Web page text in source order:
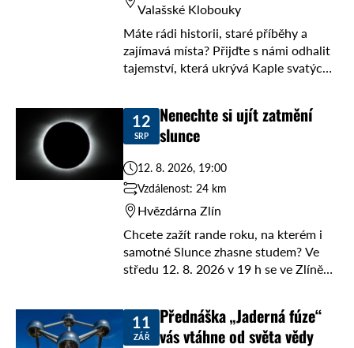
Valašské Klobouky
Máte rádi historii, staré příběhy a
zajímavá místa? Přijďte s námi odhalit
tajemství, která ukrývá Kaple svatých
poutavého vyprávění. Kdy a kde ...
12
SRP
Nenechte si ujít zatmění
slunce
12. 8. 2026, 19:00
Vzdálenost: 24 km
Hvězdárna Zlín
Chcete zažít rande roku, na kterém i
samotné Slunce zhasne studem? Ve
středu 12. 8. 2026 v 19 h se ve Zlíně
11
ZÁŘ
Přednáška „Jaderná fúze“
vás vtáhne od světa vědy